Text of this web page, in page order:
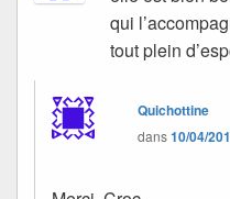
qui
tout plein
Quichottine
dans10/04/